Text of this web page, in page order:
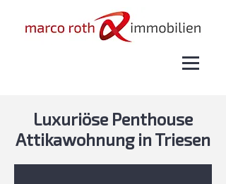
Luxuriöse Penthouse
Attikawohnung in Triesen